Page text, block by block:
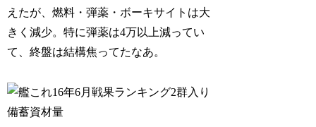
えたが、燃料・弾薬・ボーキサイトは大
きく減少。特に弾薬は4万以上減ってい
て、終盤は結構焦ってたなあ。